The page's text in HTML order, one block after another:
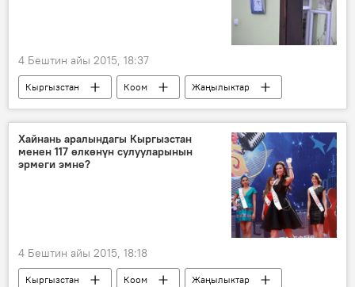
4 Бештин айы 2015, 18:37
Кыргызстан Коом
Жаңылыктар
Ош
жардам
акча
атайын эсеп
Хайнань аралындагы Кыргызстан
менен 117 өлкөнүн сулууларынын
эрмеги эмне?
4 Бештин айы 2015, 18:18
Кыргызстан Коом
Жаңылыктар